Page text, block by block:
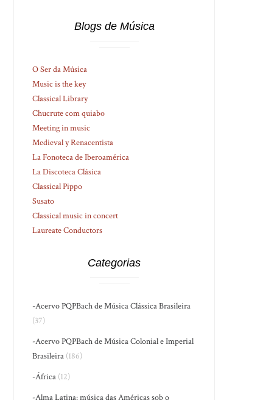
Blogs de Música
O Ser da Música
Music is the key
Classical Library
Chucrute com quiabo
Meeting in music
Medieval y Renacentista
La Fonoteca de Iberoamérica
La Discoteca Clásica
Classical Pippo
Susato
Classical music in concert
Laureate Conductors
Categorias
-Acervo PQPBach de Música Clássica Brasileira
(37)
-Acervo PQPBach de Música Colonial e Imperial
Brasileira (186)
-África (12)
-Alma Latina: música das Américas sob o